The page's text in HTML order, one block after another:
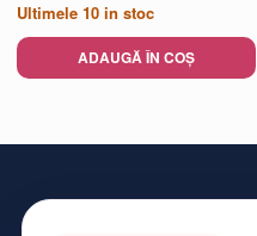
a
fost:
45,00 lei.
35,00 lei.
Ultimele 10 in stoc
ADAUGĂ ÎN COȘ